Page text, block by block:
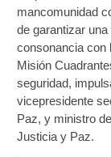
publicidad en
Servicio (CPS)
(RUTAS SUB
Pago
mancomunidad
de garantizar
consonancia con
Misión
seguridad,
vicepresidente
Paz, y ministro
Justicia y Paz.